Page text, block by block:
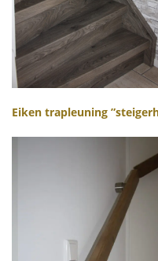
Eiken trapleuning